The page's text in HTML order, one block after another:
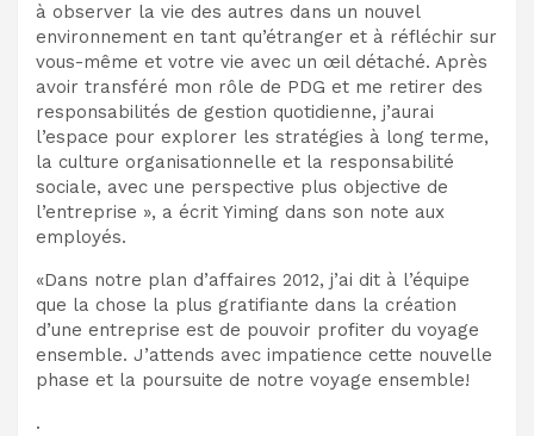
à observer la vie des autres dans un nouvel
environnement en tant qu’étranger et à réfléchir sur
vous-même et votre vie avec un œil détaché. Après
avoir transféré mon rôle de PDG et me retirer des
responsabilités de gestion quotidienne, j’aurai
l’espace pour explorer les stratégies à long terme,
la culture organisationnelle et la responsabilité
sociale, avec une perspective plus objective de
l’entreprise », a écrit Yiming dans son note aux
employés.
«Dans notre plan d’affaires 2012, j’ai dit à l’équipe
que la chose la plus gratifiante dans la création
d’une entreprise est de pouvoir profiter du voyage
ensemble. J’attends avec impatience cette nouvelle
phase et la poursuite de notre voyage ensemble!
.